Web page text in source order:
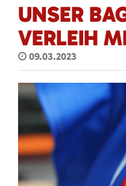
UNSER
VERLEIH
09.03.2023